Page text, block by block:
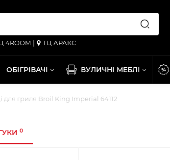
4ROOM | ТЦ АРАКС
ОБІГРІВАЧІ ВУЛИЧНІ МЕБЛІ
для гриля Broil King Imperial 64112
0